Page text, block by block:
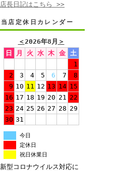
店長日記はこちら >>
当店定休日カレンダー
＜2026年8月 ＞
日
月 火 水 木 金
土
1
2
3 4 5 6 7
8
9 10 11 12 13 14 15
16 17 18 19 20 21 22
23 24 25 26 27 28 29
30 31
今日
定休日
祝日休業日
新型コロナウイルス対応に